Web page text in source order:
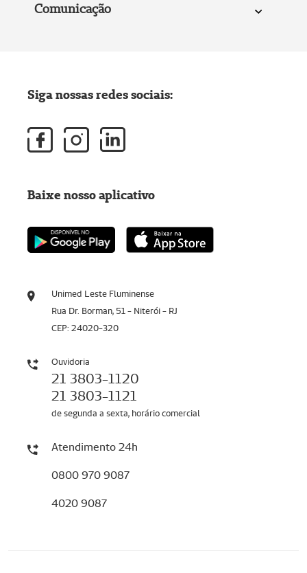
Comunicação
Unimed Leste Fluminense
Rua Dr. Borman, 51 - Niterói - RJ
CEP: 24020-320
Ouvidoria
21 3803-1120
21 3803-1121
de segunda a sexta, horário comercial
Atendimento 24h
0800 970 9087
4020 9087
Siga nossas redes sociais:
Baixe nosso aplicativo